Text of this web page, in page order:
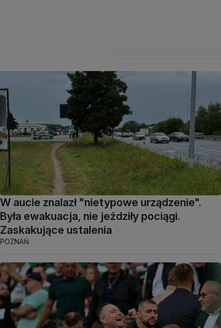
W aucie znalazł "nietypowe urządzenie".
Była ewakuacja, nie jeździły pociągi.
Zaskakujące ustalenia
POZNAŃ